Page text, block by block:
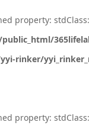
property:
rinker/
property: